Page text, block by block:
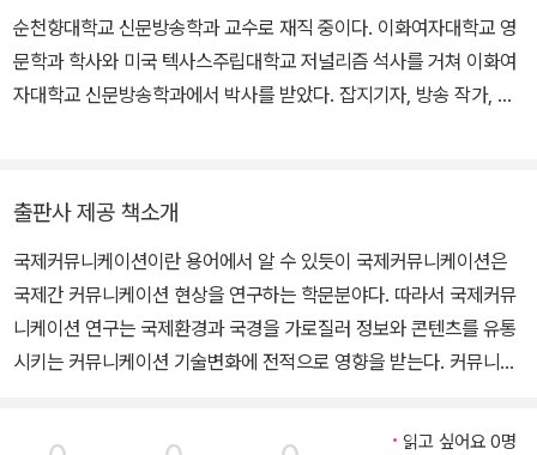
순천향대학교 신문방송학과 교수로 재직 중이다. 이화여자대학교 영
문학과 학사와 미국 텍사스주립대학교 저널리즘 석사를 거쳐 이화여
자대학교 신문방송학과에서 박사를 받았다. 잡지기자, 방송 작가, 마
출판사 제공 책소개
국제커뮤니케이션이란 용어에서 알 수 있듯이 국제커뮤니케이션은
국제간 커뮤니케이션 현상을 연구하는 학문분야다. 따라서 국제커뮤
니케이션 연구는 국제환경과 국경을 가로질러 정보와 콘텐츠를 유통
시키는 커뮤니케이션 기술변화에 전적으로 영향을 받는다. 커뮤니케
케이션 기술은 국제커뮤니케이션 역사가 시작된 이래로 지난 한 세기
읽고 싶어요 0명